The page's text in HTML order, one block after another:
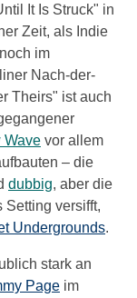
It Is Struck" in
Zeit, als Indie
im
Nach-der-
Theirs" ist auch
Wave vor allem
– die
dubbig, aber die
Setting versifft,
Undergrounds.
stark an
Page im